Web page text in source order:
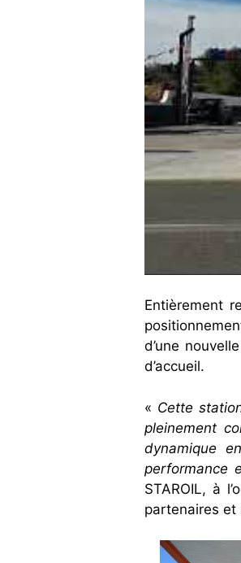
Entièrement
d’une
d’accueil.
« Cette
pleinement
dynamique
performance
STAROIL, à
partenaires et